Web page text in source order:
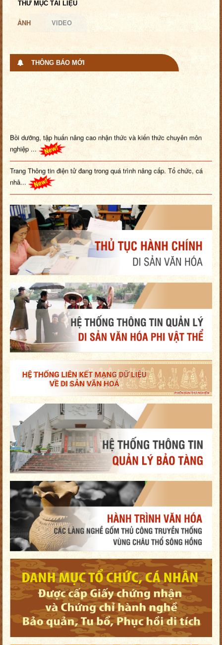
THƯ MỤC TÀI LIỆU
ẢNH VIDEO
THÔNG BÁO MỚI
Bồi dưỡng, tập huấn nâng cao nhận thức và kiến thức chuyên môn
nghiệp ...
Trang Thông tin điện tử đang trong quá trình nâng cấp. Tổ chức, cá
nhâ...